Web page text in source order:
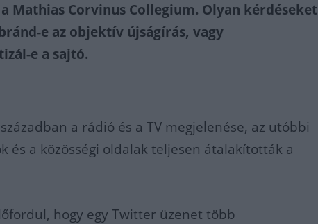
Mathias Corvinus Collegium. Olyan kérdéseket
e az objektív újságírás, vagy
e a sajtó.
a rádió és a TV megjelenése, az utóbbi
és a közösségi oldalak teljesen átalakították a
hogy egy Twitter üzenet több